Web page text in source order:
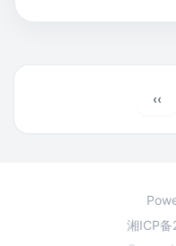
‹‹
湘ICP